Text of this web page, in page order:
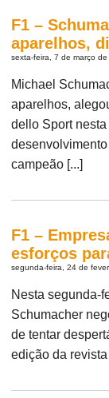
F1 –
aparelhos,
sexta-feira, 7 de março
Michael
aparelhos,
dello Sport
campeão [...]
F1 –
esforços
segunda-feira, 24 de
Nesta segunda-
Schumacher
de tentar
edição da